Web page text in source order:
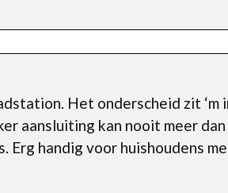
Het onderscheid zit ‘m
aansluiting kan nooit meer
handig voor huishoudens